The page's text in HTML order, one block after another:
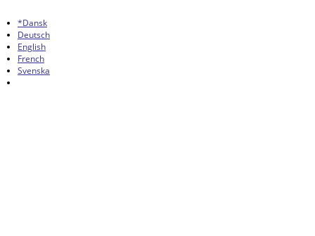
*Dansk
Deutsch
English
French
Svenska